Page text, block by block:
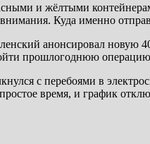
и жёлтыми
Куда именно
анонсировал
прошлогоднюю
с перебоями в
время, и график